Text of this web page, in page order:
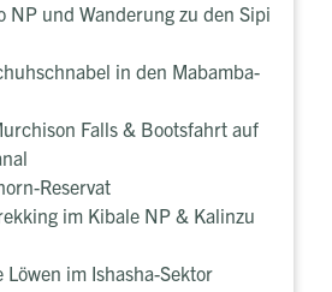
NP und Wanderung zu den Sipi
in den Mabamba-
Falls & Bootsfahrt auf
Reservat
im Kibale NP & Kalinzu
im Ishasha-Sektor